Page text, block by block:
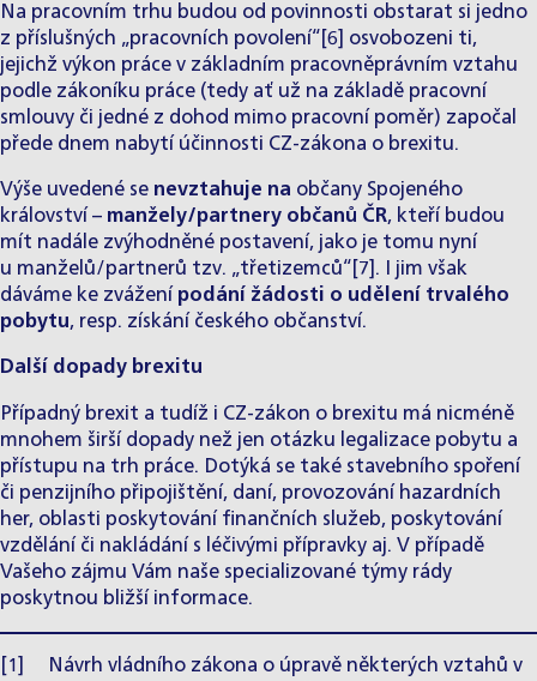
Na pracovním trhu budou od povinnosti obstarat si jedno
z příslušných „pracovních povolení“ [6]
osvobozeni ti,
jejichž výkon práce v základním pracovněprávním vztahu
podle zákoníku práce (tedy ať už na základě pracovní
smlouvy či jedné z dohod mimo pracovní poměr) započal
přede dnem nabytí účinnosti CZ-zákona o brexitu.
Výše uvedené se nevztahuje na občany Spojeného
království – manžely/partnery občanů ČR, kteří budou
mít nadále zvýhodněné postavení, jako je tomu nyní
u manželů/partnerů tzv. „třetizemců“ [7] . I jim však
dáváme ke zvážení podání žádosti o udělení trvalého
pobytu, resp. získání českého občanství.
Další dopady brexitu
Případný brexit a tudíž i CZ-zákon o brexitu má nicméně
mnohem širší dopady než jen otázku legalizace pobytu a
přístupu na trh práce. Dotýká se také stavebního spoření
či penzijního připojištění, daní, provozování hazardních
her, oblasti poskytování finančních služeb, poskytování
vzdělání či nakládání s léčivými přípravky aj. V případě
Vašeho zájmu Vám naše specializované týmy rády
poskytnou bližší informace.
[1]
Návrh vládního zákona o úpravě některých vztahů v